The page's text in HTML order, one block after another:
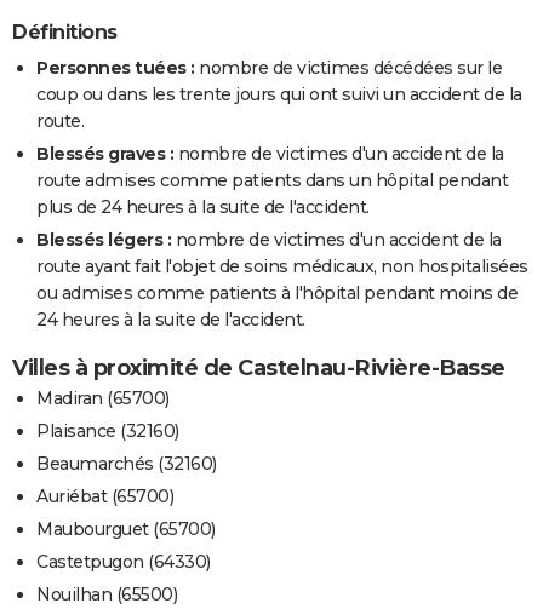
Définitions
Personnes tuées : nombre de victimes décédées sur le
coup ou dans les trente jours qui ont suivi un accident de la
route.
Blessés graves : nombre de victimes d'un accident de la
route admises comme patients dans un hôpital pendant
plus de 24 heures à la suite de l'accident.
Blessés légers : nombre de victimes d'un accident de la
route ayant fait l'objet de soins médicaux, non hospitalisées
ou admises comme patients à l'hôpital pendant moins de
24 heures à la suite de l'accident.
Villes à proximité de Castelnau-Rivière-Basse
Madiran (65700)
Plaisance (32160)
Beaumarchés (32160)
Auriébat (65700)
Maubourguet (65700)
Castetpugon (64330)
Nouilhan (65500)